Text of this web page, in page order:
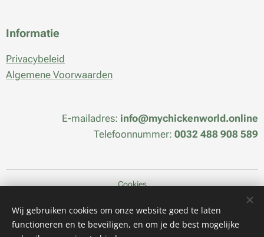
Informatie
Privacybeleid
Algemene Voorwaarden
E-mailadres: info@mychickenworld.online
Telefoonnummer: 0032 488 908 589
Cookies
Talen
Nederlands
Français
Wij gebruiken cookies om onze website goed te laten
functioneren en te beveiligen, en om je de best mogelijke